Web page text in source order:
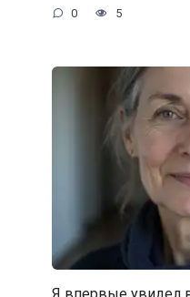
0 5
Я впервые увидел